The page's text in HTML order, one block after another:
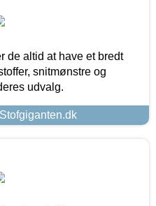
de altid at have et bredt
snitmønstre og
udvalg.